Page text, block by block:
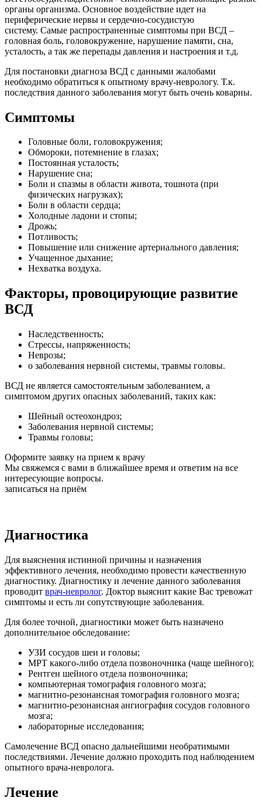
органы организма. Основное воздействие идет на
периферические нервы и сердечно-сосудистую
систему. Самые распространенные симптомы при ВСД –
головная боль, головокружение, нарушение памяти, сна,
усталость, а так же перепады давления и настроения и т.д.
Для постановки диагноза ВСД с данными жалобами
необходимо обратиться к опытному врачу-неврологу. Т.к.
последствия данного заболевания могут быть очень коварны.
Симптомы
Головные боли, головокружения;
Обмороки, потемнение в глазах;
Постоянная усталость;
Нарушение сна;
Боли и спазмы в области живота, тошнота (при
физических нагрузках);
Боли в области сердца;
Холодные ладони и стопы;
Дрожь;
Потливость;
Повышение или снижение артериального давления;
Учащенное дыхание;
Нехватка воздуха.
Факторы, провоцирующие развитие
ВСД
Наследственность;
Стрессы, напряженность;
Неврозы;
o заболевания нервной системы, травмы головы.
ВСД не является самостоятельным заболеванием, а
симптомом других опасных заболеваний, таких как:
Шейный остеохондроз;
Заболевания нервной системы;
Травмы головы;
Оформите заявку на прием к врачу
Мы свяжемся с вами в ближайшее время и ответим на все
интересующие вопросы.
записаться на приём
Диагностика
Для выяснения истинной причины и назначения
эффективного лечения, необходимо провести качественную
диагностику. Диагностику и лечение данного заболевания
проводит врач-невролог. Доктор выяснит какие Вас тревожат
симптомы и есть ли сопутствующие заболевания.
Для более точной, диагностики может быть назначено
дополнительное обследование:
УЗИ сосудов шеи и головы;
МРТ какого-либо отдела позвоночника (чаще шейного);
Рентген шейного отдела позвоночника;
компьютерная томография головного мозга;
магнитно-резонансная томография головного мозга;
магнитно-резонансная ангиография сосудов головного
мозга;
лабораторные исследования;
Самолечение ВСД опасно дальнейшими необратимыми
последствиями. Лечение должно проходить под наблюдением
опытного врача-невролога.
Лечение